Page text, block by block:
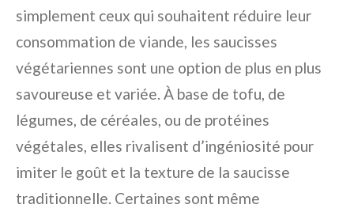
simplement ceux qui souhaitent réduire leur
consommation de viande, les saucisses
végétariennes sont une option de plus en plus
savoureuse et variée. À base de tofu, de
légumes, de céréales, ou de protéines
végétales, elles rivalisent d’ingéniosité pour
imiter le goût et la texture de la saucisse
traditionnelle. Certaines sont même